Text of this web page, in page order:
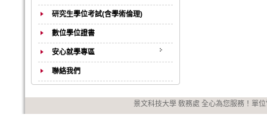
研究生學位考試(含學術倫理)
數位學位證書
安心就學專區
聯絡我們
景文科技大學 敎務處 全心為您服務！單